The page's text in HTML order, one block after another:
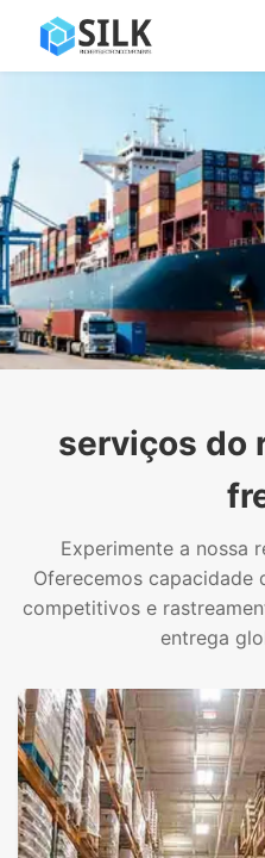
serviços do
Experimente a nossa
Oferecemos capacidade
competitivos e
entrega